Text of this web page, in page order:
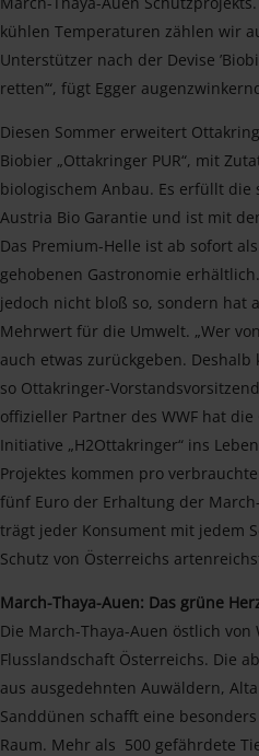
kühlen Temperaturen zählen wir
Unterstützer nach der Devise
retten’“, fügt Egger
Diesen Sommer erweitert
Biobier „Ottakringer PUR“, mit
biologischem Anbau. Es erfüllt
Austria Bio Garantie und ist mit
Das Premium-Helle ist ab sofort
gehobenen Gastronomie
jedoch nicht bloß so, sondern hat
Mehrwert für die Umwelt. „Wer
auch etwas zurückgeben. Deshalb
so Ottakringer-
offizieller Partner des WWF hat
Initiative „H2Ottakringer“ ins
Projektes kommen pro
fünf Euro der Erhaltung der
trägt jeder Konsument mit jedem
Schutz von Österreichs
March-Thaya-Auen: Das grüne
Die March-Thaya-Auen östlich
Flusslandschaft Österreichs. Die
aus ausgedehnten Auwäldern,
Sanddünen schafft eine
Raum. Mehr als 500 gefährdete